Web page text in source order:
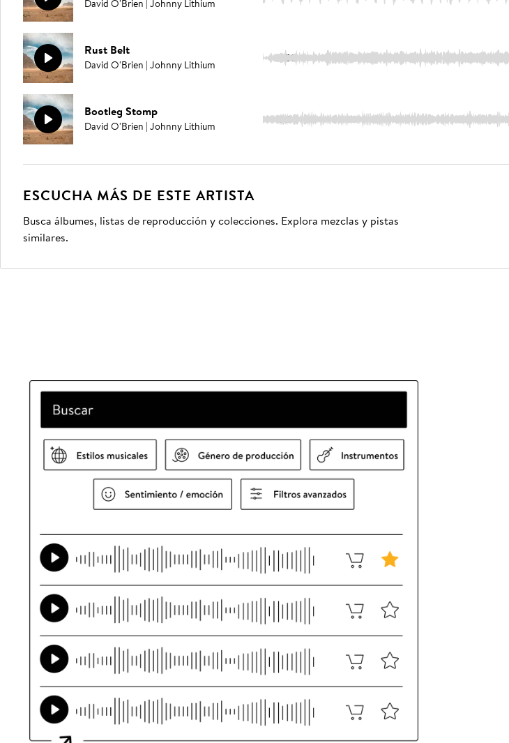
David O'Brien | Johnny Lithium
Rust Belt
David O'Brien | Johnny Lithium 2:53
Bootleg Stomp
David O'Brien | Johnny Lithium 2:51
ESCUCHA MÁS DE ESTE ARTISTA
Busca álbumes, listas de reproducción y colecciones. Explora mezclas y pistas
similares.